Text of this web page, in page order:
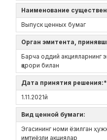
Наименование
Выпуск ценных бумаг
Орган эмитента,
Барча оддий акцияларнинг
қарори билан
Дата принятия
1.11.2021й
Вид ценной бумаги:
Эгасининг номи ёзилган
имтиёзли акциялар